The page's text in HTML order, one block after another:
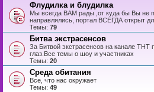
Флудилка и блудилка
Мы всегда ВАМ рады ,от куда бы Вы не
направлялись, портал ВСЕГДА открыт
Темы: 79
Битва экстрасенсов
За Битвой экстрасенсов на канале ТНТ
глаз.Все темы о шоу и участниках
Темы: 20
Среда обитания
Все, что нас окружает
Темы: 49